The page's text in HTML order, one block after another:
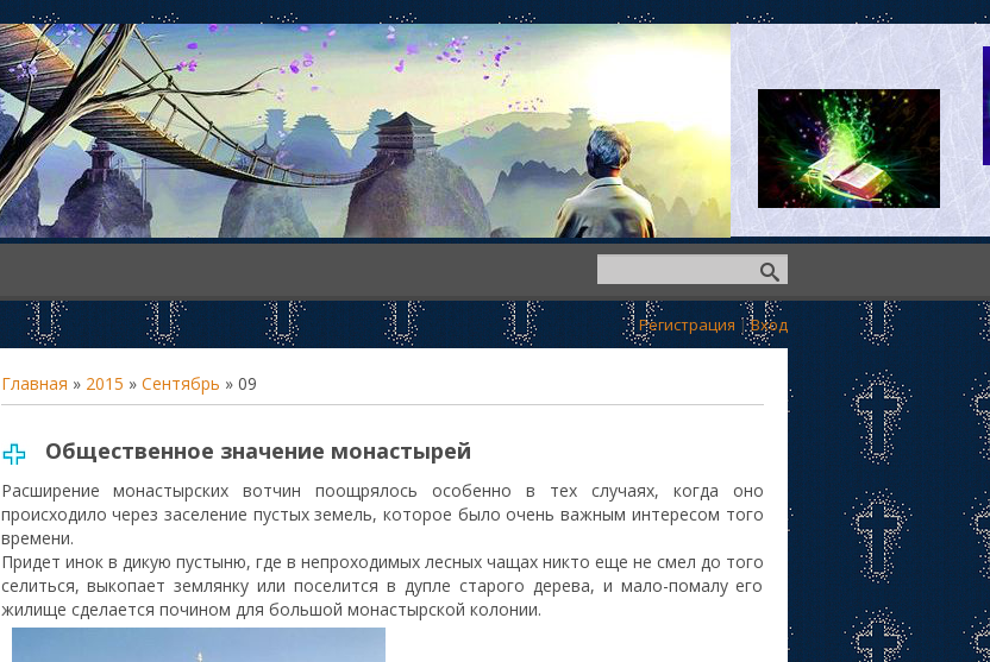
Регистрация|Вход
Главная » 2015 » Сентябрь » 09
Общественное значение монастырей
Расширение монастырских вотчин поощрялось особенно в тех случаях, когда оно
происходило через заселение пустых земель, которое было очень важным интересом того
времени.
Придет инок в дикую пустыню, где в непроходимых лесных чащах никто еще не смел до того
селиться, выкопает землянку или поселится в дупле старого дерева, и мало-помалу его
жилище сделается почином для большой монастырской колонии.